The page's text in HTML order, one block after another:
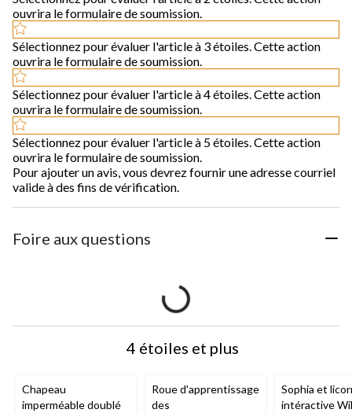
ouvrira le formulaire de soumission.
Sélectionnez pour évaluer l'article à 3 étoiles. Cette action
ouvrira le formulaire de soumission.
Sélectionnez pour évaluer l'article à 4 étoiles. Cette action
ouvrira le formulaire de soumission.
Sélectionnez pour évaluer l'article à 5 étoiles. Cette action
ouvrira le formulaire de soumission.
Pour ajouter un avis, vous devrez fournir une adresse courriel
valide à des fins de vérification.
Foire aux questions
4 étoiles et plus
Chapeau
imperméable doublé
Roue d'apprentissage
des
Sophia et
intéractive